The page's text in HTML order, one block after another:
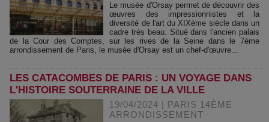
Le musée d'Orsay permet de découvrir des
œuvres des impressionnistes et la
diversité de l'art du XIXème siècle dans un
cadre très beau. Situé dans l'ancien palais
de la Cour des Comptes, sur les rives de la Seine dans le 7ème
arrondissement de Paris, le musée d'Orsay est un chef-d'œuvre...
LES CATACOMBES DE PARIS : UN VOYAGE DANS
L'HISTOIRE SOUTERRAINE DE LA VILLE
19/04/2024 | PARIS 14ÈME
ARRONDISSEMENT